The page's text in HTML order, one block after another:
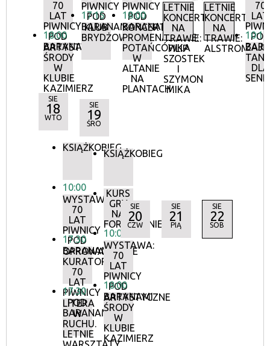
70
LAT
PIWNICY
POD
BARANAMI
18:00
ARTYSTYCZNE
ŚRODY
W
KLUBIE
KAZIMIERZ
PIWNICY
POD
BARANAMI
17:15
KLUB
BRYDŻOWY
PIWNICY
POD
BARANAMI
18:00
KONCERTY
PROMENADOWE:
POTAŃCÓWKA
W
ALTANIE
NA
PLANTACH
LETNIE
KONCERTY
NA
TRAWIE:
FILIP
SZOSTEK
I
SZYMON
MIKA
LETNIE
KONCERTY
NA
TRAWIE:
ALSTROMERIE
70
LAT
POD
10:15
DLA
SIE
18
WTO
KSIĄŻKOBIEG
10:00
WYSTAWA:
70
LAT
PIWNICY
POD
BARANAMI
17:30
OPROWADZANIE
KURATORSKIE:
70
LAT
PIWNICY
POD
BARANAMI
17:30
LITERA
W
RUCHU.
LETNIE
SIE
19
ŚRO
KSIĄŻKOBIEG
KURS
GRY
NA
FORTEPIANIE
10:00
WYSTAWA:
70
LAT
PIWNICY
POD
BARANAMI
18:00
ARTYSTYCZNE
ŚRODY
W
KLUBIE
KAZIMIERZ
SIE
20
CZW
SIE
21
PIĄ
SIE
22
SOB